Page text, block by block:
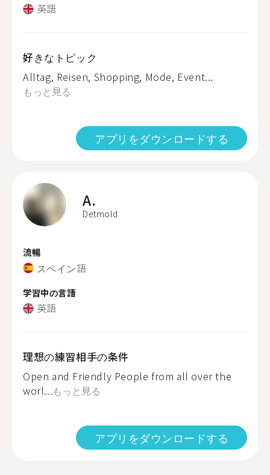
英語
好きなトピック
Alltag, Reisen, Shopping, Mode, Event...
もっと見る
アプリをダウンロードする
A.
Detmold
流暢
スペイン語
学習中の言語
英語
理想の練習相手の条件
Open and Friendly People from all over the
worl...もっと見る
アプリをダウンロードする